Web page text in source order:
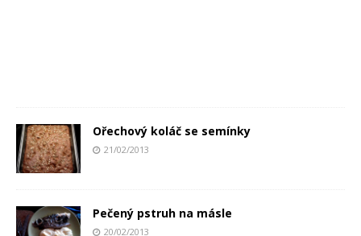
Ořechový koláč se semínky
21/02/2013
Pečený pstruh na másle
20/02/2013